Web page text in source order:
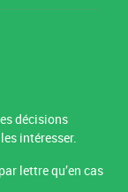
décisions
intéresser.
lettre qu’en cas